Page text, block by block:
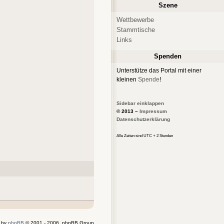
Szene
Wettbewerbe
Stammtische
Links
Spenden
Unterstütze das Portal mit einer
kleinen Spende!
Sidebar einklappen
© 2013 – Impressum
Datenschutzerklärung
Alle Zeiten sind UTC + 2 Stunden